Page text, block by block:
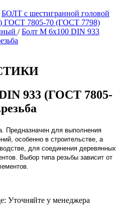
БОЛТ с шестигранной головой
ГОСТ 7805-70 (ГОСТ 7798)
/Болт М 6х100 DIN 933
933 (ГОСТ 7805-
Предназначен для выполнения
особенно в строительстве, а
для соединения деревянных
Выбор типа резьбы зависит от
Уточняйте у менеджера